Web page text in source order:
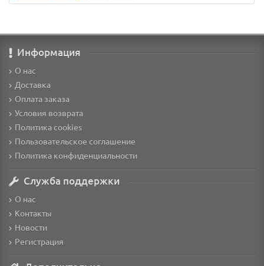
Информация
О нас
Доставка
Оплата заказа
Условия возврата
Политика cookies
Пользовательское соглашение
Политика конфиденциальности
Служба поддержки
О нас
Контакты
Новости
Регистрация